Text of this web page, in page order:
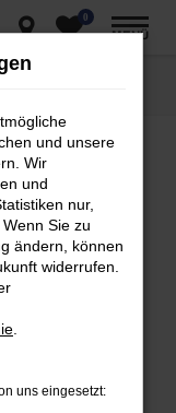
0
MENÜ
können:
deine
und unsere
Wir
und
nur,
Sie zu
ändern, können
widerrufen.
uns eingesetzt: